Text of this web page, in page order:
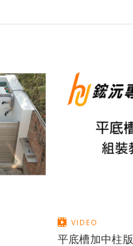
VIDEO
平底槽加中柱版